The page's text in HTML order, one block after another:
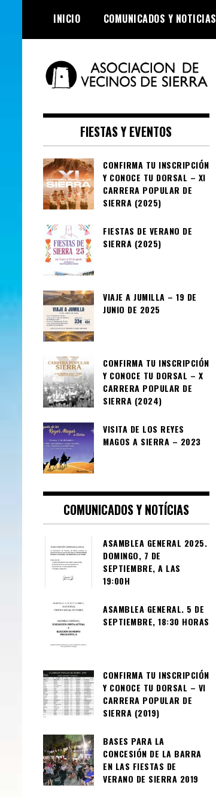
content
INICIO COMUNICADOS Y NOTICIAS
Asociación de
Vecinos de Sierra
FIESTAS Y EVENTOS
CONFIRMA TU INSCRIPCIÓN
Y CONOCE TU DORSAL – XI
CARRERA POPULAR DE
SIERRA (2025)
FIESTAS DE VERANO DE
SIERRA (2025)
VIAJE A JUMILLA – 19 DE
JUNIO DE 2025
CONFIRMA TU INSCRIPCIÓN
Y CONOCE TU DORSAL – X
CARRERA POPULAR DE
SIERRA (2024)
VISITA DE LOS REYES
MAGOS A SIERRA – 2023
COMUNICADOS Y NOTÍCIAS
ASAMBLEA GENERAL 2025.
DOMINGO, 7 DE
SEPTIEMBRE, A LAS
19:00H
ASAMBLEA GENERAL. 5 DE
SEPTIEMBRE, 18:30 HORAS
CONFIRMA TU INSCRIPCIÓN
Y CONOCE TU DORSAL – VI
CARRERA POPULAR DE
SIERRA (2019)
BASES PARA LA
CONCESIÓN DE LA BARRA
EN LAS FIESTAS DE
VERANO DE SIERRA 2019